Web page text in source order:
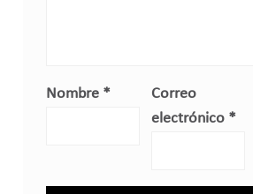
Nombre *
Correo
electrónico *